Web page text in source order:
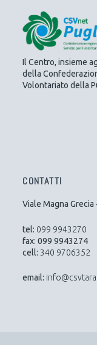
Il Centro, insieme
della
Volontariato della
CONTATTI
Viale Magna
tel: 099 9943270
fax: 099 9943274
cell: 340 9706352
email: